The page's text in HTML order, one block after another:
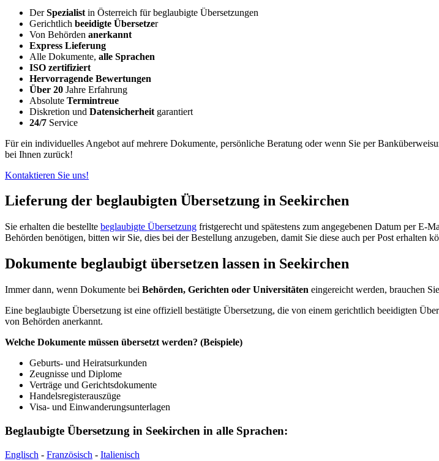
DerSpezialist in Österreich für beglaubigte Übersetzungen
Gerichtlich beeidigte Übersetzer
Von Behörden anerkannt
Express Lieferung
Alle Dokumente, alle Sprachen
ISO zertifiziert
Hervorragende Bewertungen
Über 20 Jahre Erfahrung
Absolute Termintreue
Diskretion und Datensicherheit garantiert
24/7 Service
Für ein individuelles Angebot auf mehrere Dokumente, persönliche Beratung oder wenn Sie per
bei Ihnen zurück!
Kontaktieren Sie uns!
Lieferung der beglaubigten Übersetzung in Seekirchen
Sie erhalten die bestellte beglaubigte Übersetzung fristgerecht und spätestens zum angegebenen Datum per E-
Behörden benötigen, bitten wir Sie, dies bei der Bestellung anzugeben, damit Sie diese auch per Post erhalten
Dokumente beglaubigt übersetzen lassen in Seekirchen
Immer dann, wenn Dokumente bei Behörden, Gerichten oder Universitäten eingereicht werden, brauchen
Eine beglaubigte Übersetzung ist eine offiziell bestätigte Übersetzung, die von einem gerichtlich beeidigten
von Behörden anerkannt.
Welche Dokumente müssen übersetzt werden? (Beispiele)
Geburts- und Heiratsurkunden
Zeugnisse und Diplome
Verträge und Gerichtsdokumente
Handelsregisterauszüge
Visa- und Einwanderungsunterlagen
Beglaubigte Übersetzung in Seekirchen in alle Sprachen:
Englisch - Französisch - Italienisch